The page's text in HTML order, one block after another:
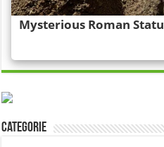
Categorie